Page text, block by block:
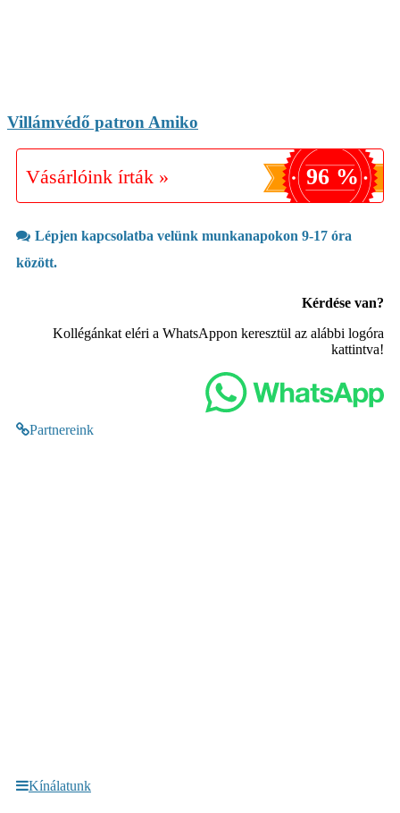
Villámvédő patron Amiko
Vásárlóink írták » 96 %
Lépjen kapcsolatba velünk munkanapokon 9-17 óra
között.
Kérdése van?
Kollégánkat eléri a WhatsAppon keresztül az alábbi logóra
kattintva!
Partnereink
Kínálatunk